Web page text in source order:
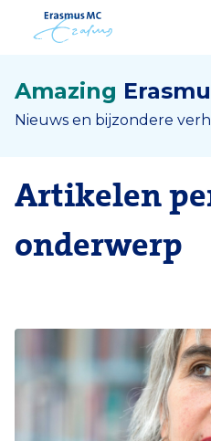
Amazing
Nieuws en bijzondere
Artikelen
onderwerp